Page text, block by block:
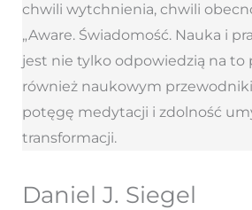
chwili wytchnienia, chwili
„Aware. Świadomość. Nauka i
jest nie tylko odpowiedzią na to
również naukowym
potęgę medytacji i zdolność
transformacji.
Daniel J. Siegel